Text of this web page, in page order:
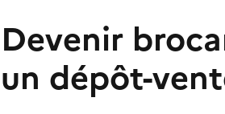
Devenir
un dépôt-